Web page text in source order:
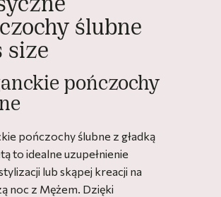
ślubne
size
pończochy
pończochy ślubne z gładką
to idealne uzupełnienie
lub skąpej kreacji na
noc z Mężem. Dzięki